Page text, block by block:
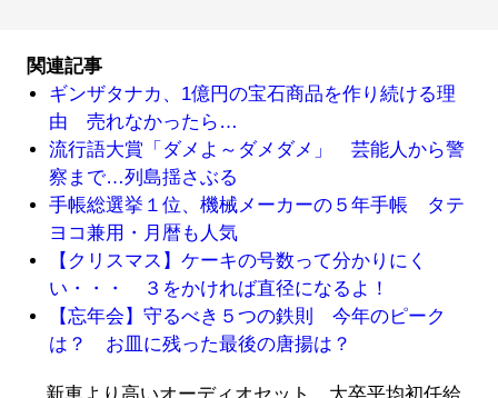
関連記事
ギンザタナカ、1億円の宝石商品を作り続ける理
由 売れなかったら…
流行語大賞「ダメよ～ダメダメ」 芸能人から警
察まで…列島揺さぶる
手帳総選挙１位、機械メーカーの５年手帳 タテ
ヨコ兼用・月暦も人気
【クリスマス】ケーキの号数って分かりにく
い・・・ ３をかければ直径になるよ！
【忘年会】守るべき５つの鉄則 今年のピーク
は？ お皿に残った最後の唐揚は？